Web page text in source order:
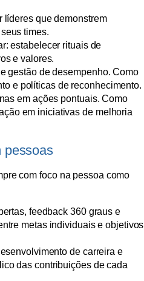
líderes que demonstrem
times.
estabelecer rituais de
e valores.
gestão de desempenho. Como
e políticas de reconhecimento.
em ações pontuais. Como
em iniciativas de melhoria
pessoas
com foco na pessoa como
feedback 360 graus e
metas individuais e objetivos
de carreira e
das contribuições de cada